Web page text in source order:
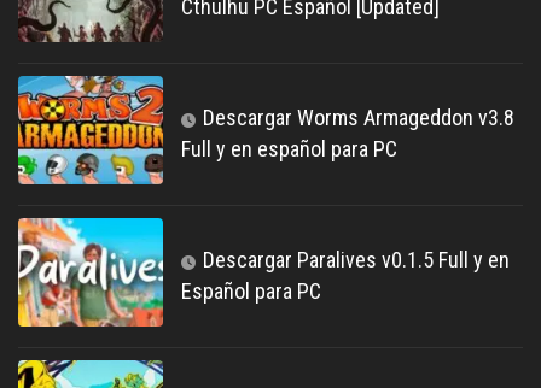
Cthulhu PC Español [Updated]
Descargar Worms Armageddon v3.8
Full y en español para PC
Descargar Paralives v0.1.5 Full y en
Español para PC